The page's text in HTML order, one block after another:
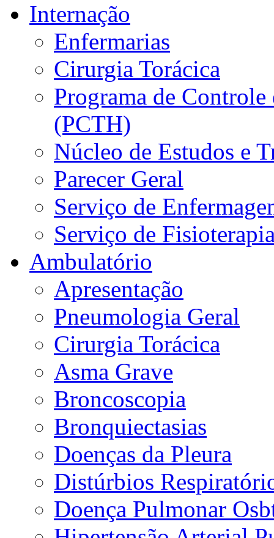
Internação
Enfermarias
Cirurgia Torácica
Programa de
(PCTH)
Núcleo de Estudos e
Parecer Geral
Serviço de
Serviço de
Ambulatório
Apresentação
Pneumologia Geral
Cirurgia Torácica
Asma Grave
Broncoscopia
Bronquiectasias
Doenças da Pleura
Distúrbios
Doença Pulmonar